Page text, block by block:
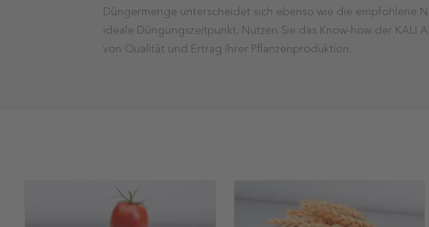
Düngermenge unterscheidet sich ebenso wie die empfohlene
ideale Düngungszeitpunkt. Nutzen Sie das Know-how der KALI
von Qualität und Ertrag Ihrer Pflanzenproduktion.